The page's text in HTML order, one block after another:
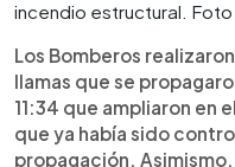
incendio estructural.
Los Bomberos
llamas que se
11:34 que ampliaron en
que ya había sido
propagación.